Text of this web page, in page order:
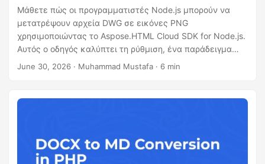
Μάθετε πώς οι προγραμματιστές Node.js μπορούν να
μετατρέψουν αρχεία DWG σε εικόνες PNG
χρησιμοποιώντας το Aspose.HTML Cloud SDK for Node.js.
Αυτός ο οδηγός καλύπτει τη ρύθμιση, ένα παράδειγμα
κώδικα, κλήσεις cURL για το API, επιλογές ποιότητας
June 30, 2026 · Muhammad Mustafa · 6 min